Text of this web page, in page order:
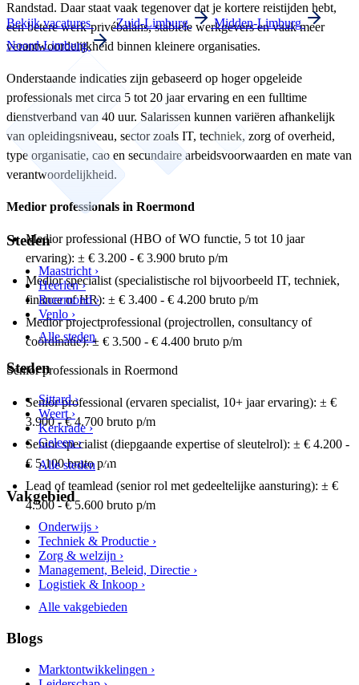
Randstad. Daar staat vaak tegenover dat je kortere reistijden hebt,
een betere werk-privébalans, stabiele werkgevers en vaak meer
verantwoordelijkheid binnen kleinere organisaties.
Onderstaande indicaties zijn gebaseerd op hoger opgeleide
professionals met circa 5 tot 20 jaar ervaring en een fulltime
dienstverband van 40 uur. Salarissen kunnen variëren afhankelijk
van opleidingsniveau, sector zoals IT, techniek, zorg of overheid,
type organisatie, cao en secundaire arbeidsvoorwaarden en mate van
verantwoordelijkheid.
Medior professionals in Roermond
Medior professional (HBO of WO functie, 5 tot 10 jaar
ervaring): ± € 3.200 - € 3.900 bruto p/m
Medior specialist (specialistische rol bijvoorbeeld IT, techniek,
finance of HR): ± € 3.400 - € 4.200 bruto p/m
Medior projectprofessional (projectrollen, consultancy of
coördinatie): ± € 3.500 - € 4.400 bruto p/m
Senior professionals in Roermond
Senior professional (ervaren specialist, 10+ jaar ervaring): ± €
3.900 - € 4.700 bruto p/m
Senior specialist (diepgaande expertise of sleutelrol): ± € 4.200 -
€ 5.100 bruto p/m
Lead of teamlead (senior rol met gedeeltelijke aansturing): ± €
4.500 - € 5.600 bruto p/m
Bekijk vacatures Zuid-Limburg
Midden-Limburg
Noord-Limburg
Steden
Maastricht ›
Heerlen ›
Roermond ›
Venlo ›
Alle steden
Steden
Sittard ›
Weert ›
Kerkrade ›
Geleen ›
Alle steden
Vakgebied
Onderwijs ›
Techniek & Productie ›
Zorg & welzijn ›
Management, Beleid, Directie ›
Logistiek & Inkoop ›
Alle vakgebieden
Blogs
Marktontwikkelingen ›